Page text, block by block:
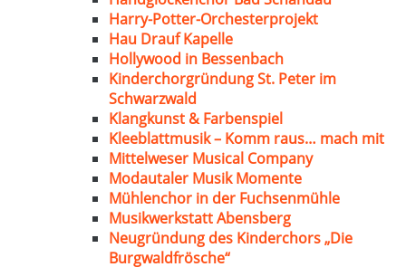
Harry-Potter-Orchesterprojekt
Hau Drauf Kapelle
Hollywood in Bessenbach
Kinderchorgründung St. Peter im
Schwarzwald
Klangkunst & Farbenspiel
Kleeblattmusik – Komm raus… mach mit
Mittelweser Musical Company
Modautaler Musik Momente
Mühlenchor in der Fuchsenmühle
Musikwerkstatt Abensberg
Neugründung des Kinderchors „Die
Burgwaldfrösche“